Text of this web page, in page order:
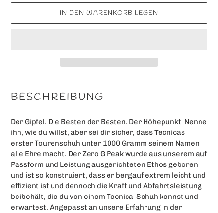
IN DEN WARENKORB LEGEN
wird
zum
hinzugefügt
BESCHREIBUNG
Der Gipfel. Die Besten der Besten. Der Höhepunkt. Nenne
ihn, wie du willst, aber sei dir sicher, dass Tecnicas
erster Tourenschuh unter 1000 Gramm seinem Namen
alle Ehre macht. Der Zero G Peak wurde aus unserem auf
Passform und Leistung ausgerichteten Ethos geboren
und ist so konstruiert, dass er bergauf extrem leicht und
effizient ist und dennoch die Kraft und Abfahrtsleistung
beibehält, die du von einem Tecnica-Schuh kennst und
erwartest. Angepasst an unsere Erfahrung in der